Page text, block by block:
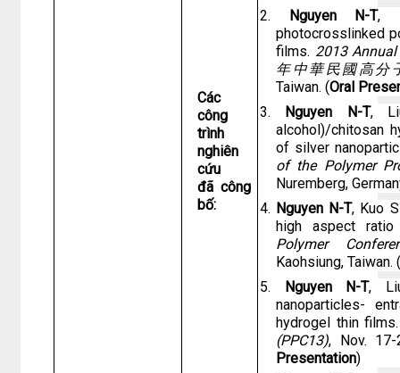
Các
công
trình
nghiên
cứu
đã công
bố:
2. Nguyen N-T,
photocrosslinked
films. 2013
年中華民國高分
Taiwan. (Oral
3. Nguyen N-T,
alcohol)/chitosan
of silver
of the Polymer
Nuremberg,
4. Nguyen N-T, Kuo
high aspect
Polymer
Kaohsiung, Taiwan.
5. Nguyen N-T,
nanoparticles-
hydrogel thin
(PPC13), Nov. 17-
Presentation)